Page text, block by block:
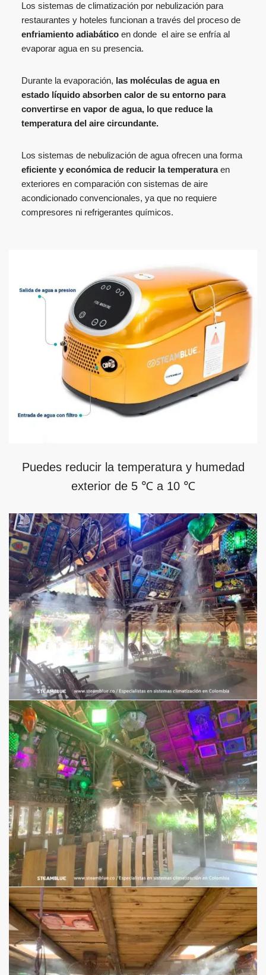
Los sistemas de climatización por nebulización para
restaurantes y hoteles funcionan a través del proceso de
enfriamiento adiabáticoen donde el aire se enfría al
evaporar agua en su presencia.
Durante la evaporación, las moléculas de agua en
estado líquido absorben calor de su entorno para
convertirse en vapor de agua, lo que reduce la
temperatura del aire circundante.
Los sistemas de nebulización de agua ofrecen una forma
eficiente y económica de reducir la temperaturaen
exteriores en comparación con sistemas de aire
acondicionado convencionales, ya que no requiere
compresores ni refrigerantes químicos.
Puedes reducir la temperatura y humedad
exterior de 5 ℃ a 10 ℃